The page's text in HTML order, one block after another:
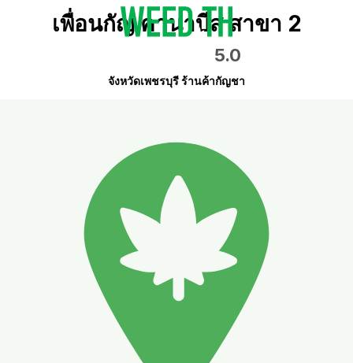
เพื่อนกัญ คานาบีส สาขา 2
5.0
จังหวัดเพชรบุรี ร้านค้ากัญชา